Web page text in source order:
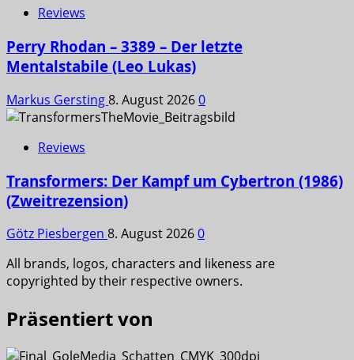
Reviews
Perry Rhodan – 3389 – Der letzte
Mentalstabile (Leo Lukas)
Markus Gersting8. August 20260
Reviews
Transformers: Der Kampf um Cybertron (1986)
(Zweitrezension)
Götz Piesbergen 8. August 20260
All brands, logos, characters and likeness are
copyrighted by their respective owners.
Präsentiert von